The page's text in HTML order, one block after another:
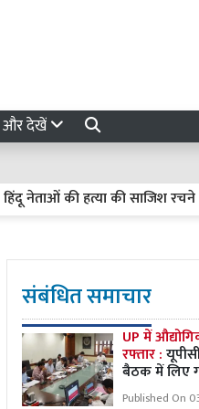
और देखें
की हत्या की साजिश रचने का
संबंधित समाचार
UP में
रफ्तार :
बैठक में लिए
Published On